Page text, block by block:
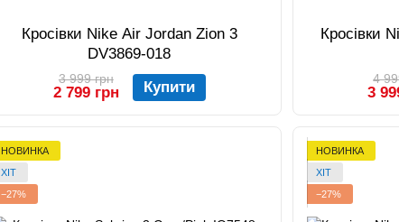
Кросівки Nike Air Jordan Zion 3
DV3869-018
3 999 грн
2 799 грн Купити
Кросівки
4
3
НОВИНКА
ХІТ
−27%
НОВИНКА
ХІТ
−27%